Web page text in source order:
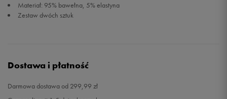
Materiał: 95% bawełna, 5% elastyna
Zestaw dwóch sztuk
Dostawa i płatność
Darmowa dostawa od 299,99 zł